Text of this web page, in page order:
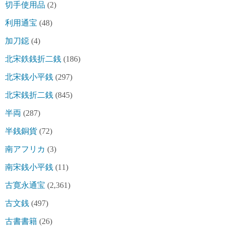
切手使用品 (2)
利用通宝 (48)
加刀鐚 (4)
北宋鉄銭折二銭 (186)
北宋銭小平銭 (297)
北宋銭折二銭 (845)
半両 (287)
半銭銅貨 (72)
南アフリカ (3)
南宋銭小平銭 (11)
古寛永通宝 (2,361)
古文銭 (497)
古書書籍 (26)